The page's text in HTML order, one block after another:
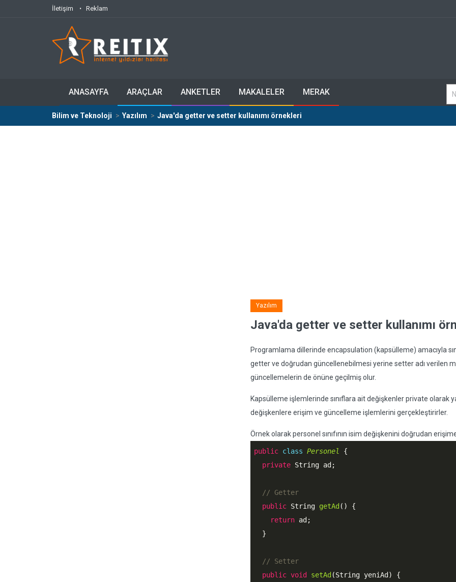
İletişim Reklam
ANASAYFA ARAÇLAR ANKETLER MAKALELER MERAK
Bilim ve Teknoloji Yazılım Java'da getter ve setter kullanımı örnekleri
Yazılım
Java'da getter ve setter kullanımı
Programlama dillerinde encapsulation (kapsülleme) amacıyla
getter ve doğrudan güncellenebilmesi yerine setter adı verilen
güncellemelerin de önüne geçilmiş olur.
Kapsülleme işlemlerinde sınıflara ait değişkenler private olarak
değişkenlere erişim ve güncelleme işlemlerini gerçekleştirirler.
Örnek olarak personel sınıfının isim değişkenini doğrudan
public class Personel
{
private String ad;
// Getter
public String getAd () {
return ad;
  }
// Setter
public void setAd (String yeniAd) {